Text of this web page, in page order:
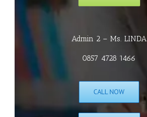
Admin 2 – Ms. LINDA
0857 4728 1466
CALL NOW